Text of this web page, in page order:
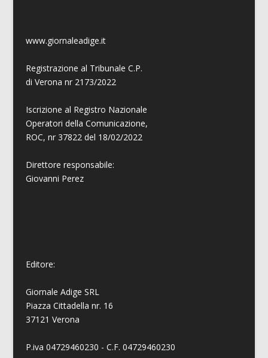
www.giornaleadige.it
Registrazione al Tribunale C.P.
di Verona nr 2173/2022
Iscrizione al Registro Nazionale
Operatori della Comunicazione,
ROC, nr 37822 del 18/02/2022
Direttore responsabile:
Giovanni Perez
Editore:
Giornale Adige SRL
Piazza Cittadella nr. 16
37121 Verona
P.iva 04729460230 - C.F. 04729460230